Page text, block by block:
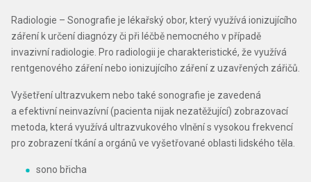
Radiologie – Sonografie je lékařský obor, který využívá ionizujícího
záření k určení diagnózy či při léčbě nemocného v případě
invazivní radiologie. Pro radiologii je charakteristické, že využívá
rentgenového záření nebo ionizujícího záření z uzavřených zářičů.
Vyšetření ultrazvukem nebo také sonografie je zavedená
a efektivní neinvazívní (pacienta nijak nezatěžující) zobrazovací
metoda, která využívá ultrazvukového vlnění s vysokou frekvencí
pro zobrazení tkání a orgánů ve vyšetřované oblasti lidského těla.
sono břicha